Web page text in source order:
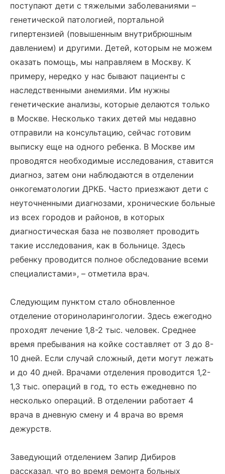
поступают дети с тяжелыми заболеваниями –
генетической патологией, портальной
гипертензией (повышенным внутрибрюшным
давлением) и другими. Детей, которым не можем
оказать помощь, мы направляем в Москву. К
примеру, нередко у нас бывают пациенты с
наследственными анемиями. Им нужны
генетические анализы, которые делаются только
в Москве. Несколько таких детей мы недавно
отправили на консультацию, сейчас готовим
выписку еще на одного ребенка. В Москве им
проводятся необходимые исследования, ставится
диагноз, затем они наблюдаются в отделении
онкогематологии ДРКБ. Часто приезжают дети с
неуточненными диагнозами, хронические больные
из всех городов и районов, в которых
диагностическая база не позволяет проводить
такие исследования, как в больнице. Здесь
ребенку проводится полное обследование всеми
специалистами», – отметила врач.
Следующим пунктом стало обновленное
отделение оториноларингологии. Здесь ежегодно
проходят лечение 1,8-2 тыс. человек. Среднее
время пребывания на койке составляет от 3 до 8-
10 дней. Если случай сложный, дети могут лежать
и до 40 дней. Врачами отделения проводится 1,2-
1,3 тыс. операций в год, то есть ежедневно по
несколько операций. В отделении работает 4
врача в дневную смену и 4 врача во время
дежурств.
Заведующий отделением Запир Дибиров
рассказал, что во время ремонта больных